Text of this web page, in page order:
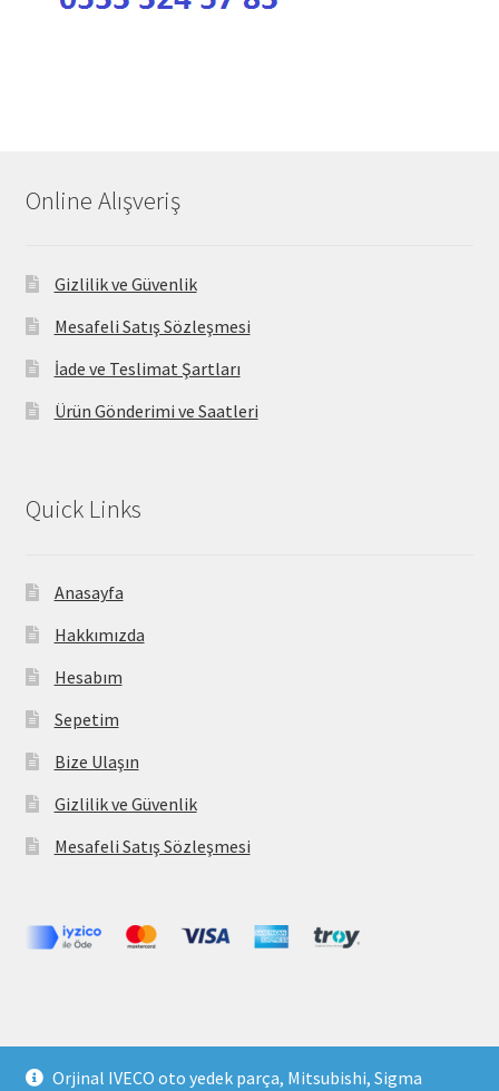
Orjinal IVECO oto yedek parça, Mitsubishi, Sigma
Online Alışveriş
Gizlilik ve Güvenlik
Mesafeli Satış Sözleşmesi
İade ve Teslimat Şartları
Ürün Gönderimi ve Saatleri
Quick Links
Anasayfa
Hakkımızda
Hesabım
Sepetim
Bize Ulaşın
Gizlilik ve Güvenlik
Mesafeli Satış Sözleşmesi
Copyright 2021 © parcavs.com Tüm hakları saklıdır. Kredi